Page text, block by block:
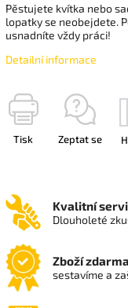
Pěstujete kvítka nebo
lopatky se neobejdete.
usnadníte vždy práci!
Detailní informace
Tisk Zeptat se
Kvalitní
Dlouholeté
Zboží zdarma
sestavíme a